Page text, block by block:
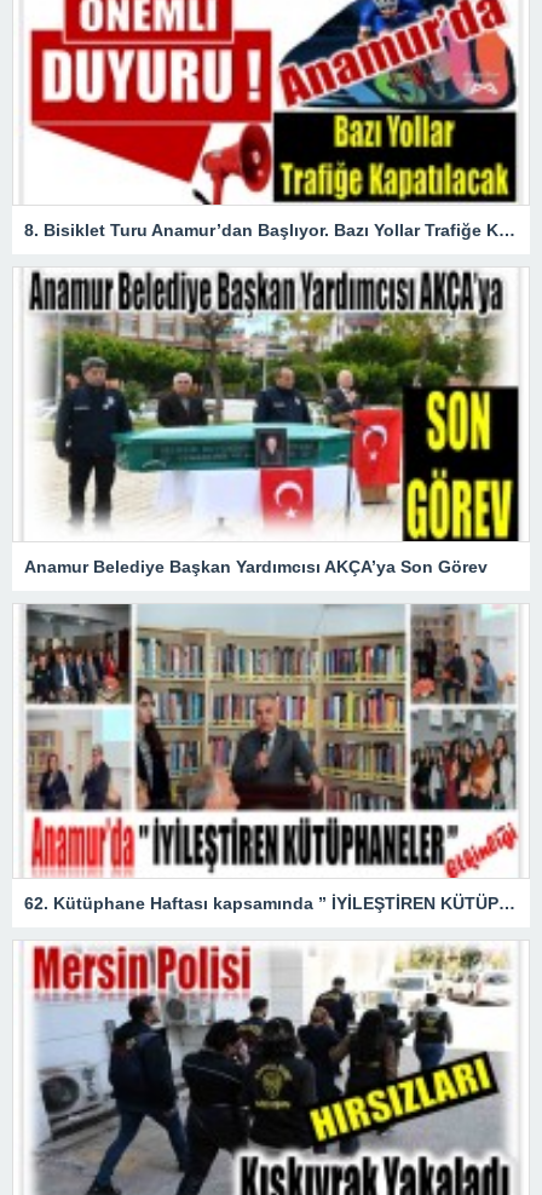
8. Bisiklet Turu Anamur’dan Başlıyor. Bazı Yollar Trafiğe Kapatılacak
Anamur Belediye Başkan Yardımcısı AKÇA’ya Son Görev
62. Kütüphane Haftası kapsamında ” İYİLEŞTİREN KÜTÜPHANELER ” etkinliği düzenlendi.